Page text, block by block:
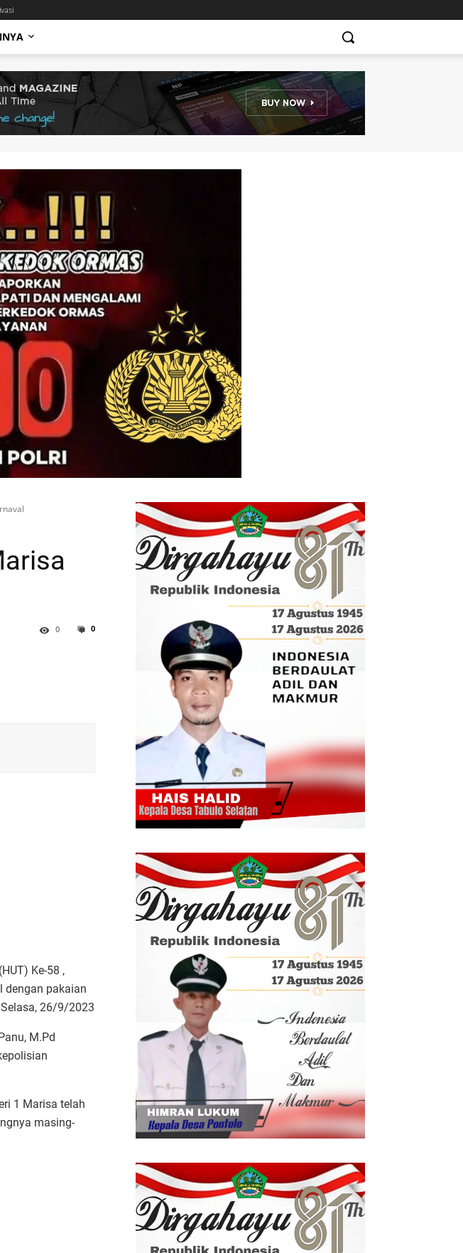
0
0
Ke-58 ,
dengan pakaian
26/9/2023
M.Pd
1 Marisa telah
masing-